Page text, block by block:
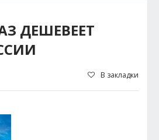
ДЕШЕВЕЕТ
В закладки